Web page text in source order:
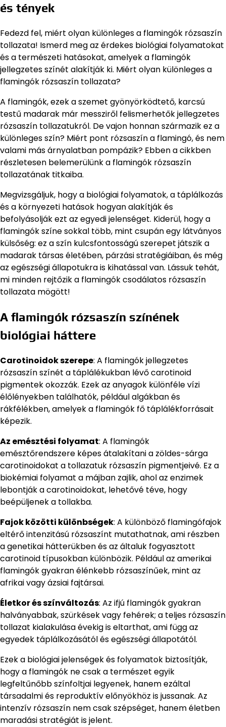
és tények
Fedezd fel, miért olyan különleges a flamingók rózsaszín
tollazata! Ismerd meg az érdekes biológiai folyamatokat
és a természeti hatásokat, amelyek a flamingók
jellegzetes színét alakítják ki. Miért olyan különleges a
flamingók rózsaszín tollazata?
A flamingók, ezek a szemet gyönyörködtető, karcsú
testű madarak már messziről felismerhetők jellegzetes
rózsaszín tollazatukról. De vajon honnan származik ez a
különleges szín? Miért pont rózsaszín a flamingó, és nem
valami más árnyalatban pompázik? Ebben a cikkben
részletesen belemerülünk a flamingók rózsaszín
tollazatának titkaiba.
Megvizsgáljuk, hogy a biológiai folyamatok, a táplálkozás
és a környezeti hatások hogyan alakítják és
befolyásolják ezt az egyedi jelenséget. Kiderül, hogy a
flamingók színe sokkal több, mint csupán egy látványos
külsőség: ez a szín kulcsfontosságú szerepet játszik a
madarak társas életében, párzási stratégiáiban, és még
az egészségi állapotukra is kihatással van. Lássuk tehát,
mi minden rejtőzik a flamingók csodálatos rózsaszín
tollazata mögött!
A flamingók rózsaszín színének
biológiai háttere
Carotinoidok szerepe: A flamingók jellegzetes
rózsaszín színét a táplálékukban lévő carotinoid
pigmentek okozzák. Ezek az anyagok különféle vízi
élőlényekben találhatók, például algákban és
rákfélékben, amelyek a flamingók fő táplálékforrásait
képezik.
Az emésztési folyamat: A flamingók
emésztőrendszere képes átalakítani a zöldes-sárga
carotinoidokat a tollazatuk rózsaszín pigmentjeivé. Ez a
biokémiai folyamat a májban zajlik, ahol az enzimek
lebontják a carotinoidokat, lehetővé téve, hogy
beépüljenek a tollakba.
Fajok közötti különbségek: A különböző flamingófajok
eltérő intenzitású rózsaszínt mutathatnak, ami részben
a genetikai hátterükben és az általuk fogyasztott
carotinoid típusokban különbözik. Például az amerikai
flamingók gyakran élénkebb rózsaszínűek, mint az
afrikai vagy ázsiai fajtársai.
Életkor és színváltozás: Az ifjú flamingók gyakran
halványabbak, szürkések vagy fehérek; a teljes rózsaszín
tollazat kialakulása évekig is eltarthat, ami függ az
egyedek táplálkozásától és egészségi állapotától.
Ezek a biológiai jelenségek és folyamatok biztosítják,
hogy a flamingók ne csak a természet egyik
legfeltűnőbb színfoltjai legyenek, hanem ezáltal
társadalmi és reproduktív előnyökhöz is jussanak. Az
intenzív rózsaszín nem csak szépséget, hanem életben
maradási stratégiát is jelent.